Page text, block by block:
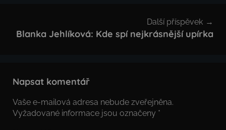
Další příspěvek
Blanka Jehlíková: Kde spí nejkrásnější upírka
Napsat komentář
Vaše e-mailová adresa nebude zveřejněna.
Vyžadované informace jsou označeny *